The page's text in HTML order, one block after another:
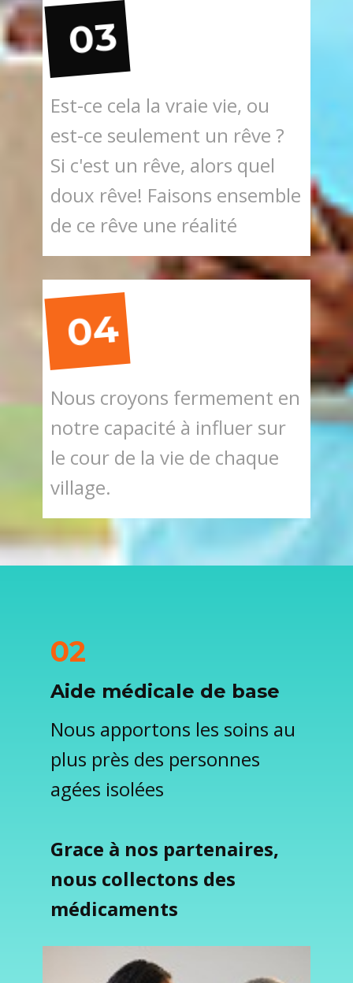
03
Est-ce cela la vraie vie, ou
est-ce seulement un rêve ?
Si c'est un rêve, alors quel
doux rêve! Faisons ensemble
de ce rêve une réalité
04
Nous croyons fermement en
notre capacité à influer sur
le cour de la vie de chaque
village.
02
Aide médicale de base
Nous apportons les soins au
plus près des personnes
agées isolées
Grace à nos partenaires,
nous collectons des
médicaments